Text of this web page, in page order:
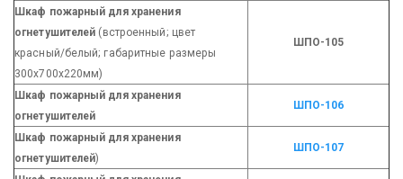
Шкаф пожарный для хранения
огнетушителей (встроенный; цвет
красный/белый; габаритные размеры
300х700х220мм)
ШПО-105
Шкаф пожарный для хранения
огнетушителей
ШПО-106
Шкаф пожарный для хранения
огнетушителей)
ШПО-107